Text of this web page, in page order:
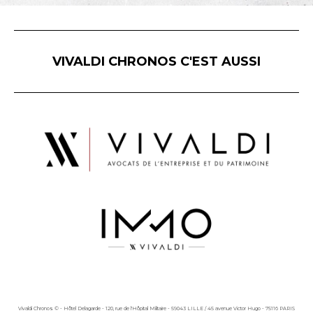
VIVALDI CHRONOS C'EST AUSSI
Vivaldi Chronos © - Hôtel Delagarde - 120, rue de l'Hôpital Militaire - 59043 LILLE / 45 avenue Victor Hugo - 75116 PARIS